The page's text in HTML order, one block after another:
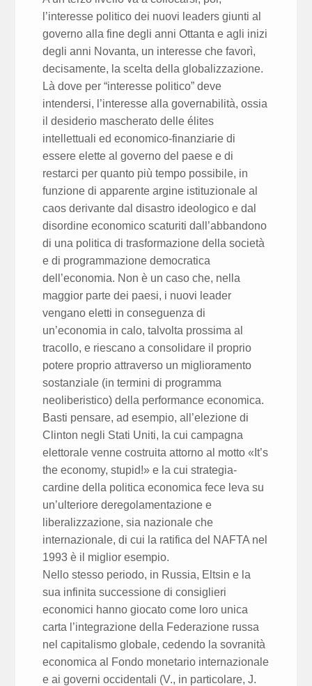
l’interesse politico dei nuovi leaders giunti al
governo alla fine degli anni Ottanta e agli inizi
degli anni Novanta, un interesse che favorì,
decisamente, la scelta della globalizzazione.
Là dove per “interesse politico” deve
intendersi, l’interesse alla governabilità, ossia
il desiderio mascherato delle élites
intellettuali ed economico-finanziarie di
essere elette al governo del paese e di
restarci per quanto più tempo possibile, in
funzione di apparente argine istituzionale al
caos derivante dal disastro ideologico e dal
disordine economico scaturiti dall’abbandono
di una politica di trasformazione della società
e di programmazione democratica
dell’economia. Non è un caso che, nella
maggior parte dei paesi, i nuovi leader
vengano eletti in conseguenza di
un’economia in calo, talvolta prossima al
tracollo, e riescano a consolidare il proprio
potere proprio attraverso un miglioramento
sostanziale (in termini di programma
neoliberistico) della performance economica.
Basti pensare, ad esempio, all’elezione di
Clinton negli Stati Uniti, la cui campagna
elettorale venne costruita attorno al motto «It’s
the economy, stupid!» e la cui strategia-
cardine della politica economica fece leva su
un’ulteriore deregolamentazione e
liberalizzazione, sia nazionale che
internazionale, di cui la ratifica del NAFTA nel
1993 è il miglior esempio.
Nello stesso periodo, in Russia, Eltsin e la
sua infinita successione di consiglieri
economici hanno giocato come loro unica
carta l’integrazione della Federazione russa
nel capitalismo globale, cedendo la sovranità
economica al Fondo monetario internazionale
e ai governi occidentali (V., in particolare, J.